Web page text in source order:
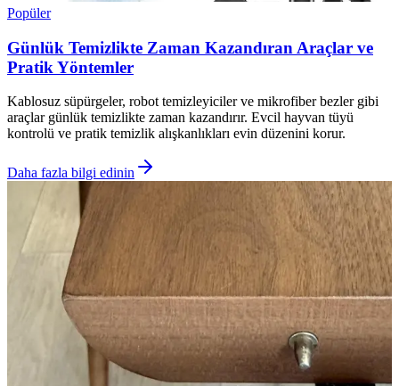
Popüler
Günlük Temizlikte Zaman Kazandıran Araçlar ve
Pratik Yöntemler
Kablosuz süpürgeler, robot temizleyiciler ve mikrofiber bezler gibi
araçlar günlük temizlikte zaman kazandırır. Evcil hayvan tüyü
kontrolü ve pratik temizlik alışkanlıkları evin düzenini korur.
Daha fazla bilgi edinin